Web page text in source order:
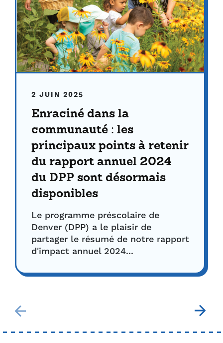
2 JUIN 2025
Enraciné dans la
communauté : les
principaux points à retenir
du rapport annuel 2024
du DPP sont désormais
disponibles
Le programme préscolaire de
Denver (DPP) a le plaisir de
partager le résumé de notre rapport
d'impact annuel 2024...